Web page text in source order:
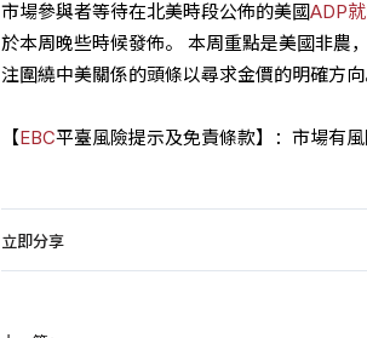
市場參與者等待在北美時段公佈的美國ADP
於本周晚些時候發佈。 本周重點是美國非農
注圍繞中美關係的頭條以尋求金價的明確方向
【 EBC平臺風險提示及免責條款】：市場有
立即分享